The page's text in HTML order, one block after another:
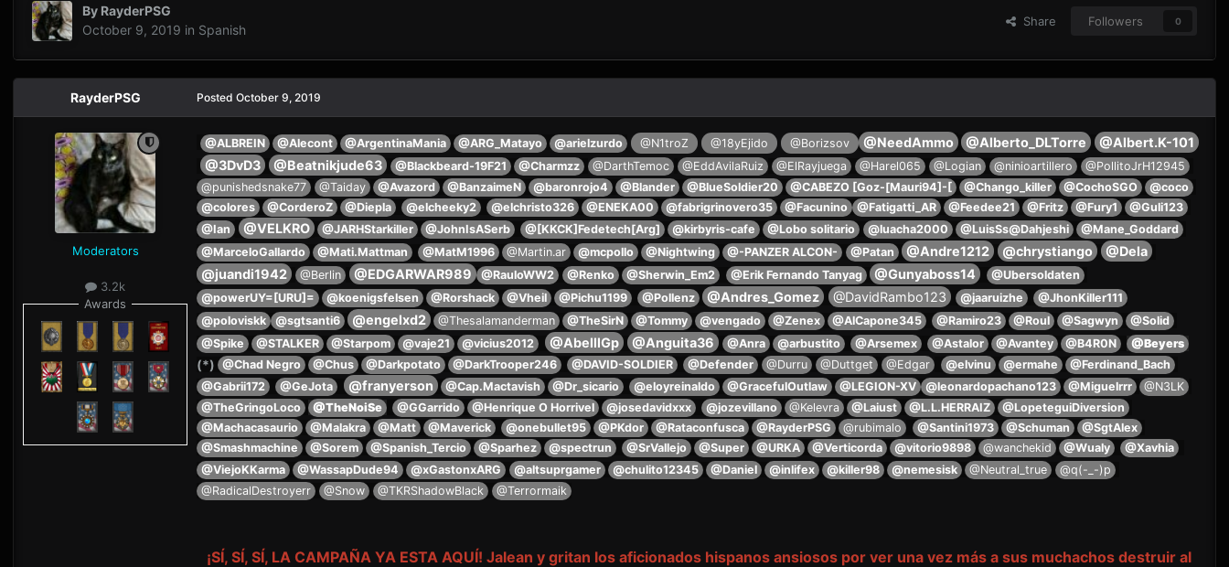
By RayderPSG
October 9, 2019 in Spanish
Share Followers 0
RayderPSG
Moderators
3.2k
Awards
Posted October 9, 2019
@ALBREIN @Alecont @ArgentinaMania @ARG_Matayo @arielzurdo @N1troZ @18yEjido @Borizsov @NeedAmmo @Alberto_DLTorre
@Albert.K-101
@3DvD3
@Beatnikjude63 @Blackbeard-19F21 @Charmzz @DarthTemoc @EddAvilaRuiz @ElRayjuega @Harel065 @Logian @ninioartillero
@PollitoJrH12945
@punishedsnake77
@Taiday @Avazord @BanzaimeN @baronrojo4 @Blander @BlueSoldier20 @CABEZO [Goz-[Mauri94]-[ @Chango_killer @CochoSGO
@coco
@colores
@CorderoZ @Diepla @elcheeky2 @elchristo326 @ENEKA00 @fabrigrinovero35 @Facunino @Fatigatti_AR @Feedee21 @Fritz @Fury1
@Guli123
@Ian
@VELKRO @JARHStarkiller @JohnIsASerb @[KKCK]Fedetech[Arg] @kirbyris-cafe @Lobo solitario @luacha2000 @LuisSs@Dahjeshi
@Mane_Goddard
@MarceloGallardo
@Mati.Mattman @MatM1996 @Martin.ar @mcpollo @Nightwing @-PANZER ALCON- @Patan @Andre1212 @chrystiango
@Dela
@juandi1942
@Berlin @EDGARWAR989 @RauloWW2 @Renko @Sherwin_Em2 @Erik Fernando Tanyag @Gunyaboss14
@Ubersoldaten
@powerUY=[URU]=
@koenigsfelsen @Rorshack @Vheil @Pichu1199 @Pollenz @Andres_Gomez @DavidRambo123 @jaaruizhe
@JhonKiller111
@poloviskk
@sgtsanti6 @engelxd2 @Thesalamanderman @TheSirN @Tommy @vengado @Zenex @AlCapone345 @Ramiro23 @Roul @Sagwyn
@Solid
@Spike
@STALKER @Starpom @vaje21 @vicius2012 @AbelllGp @Anguita36 @Anra @arbustito @Arsemex @Astalor @Avantey @B4R0N @Beyers
(*) @Chad Negro @Chus @Darkpotato @DarkTrooper246 @DAVID-SOLDIER @Defender @Durru @Duttget @Edgar @elvinu @ermahe
@Ferdinand_Bach
@Gabrii172
@GeJota @franyerson @Cap.Mactavish @Dr_sicario @eloyreinaldo @GracefulOutlaw @LEGION-XV @leonardopachano123 @Miguelrrr
@N3LK
@TheGringoLoco
@TheNoiSe @GGarrido @Henrique O Horrivel @josedavidxxx @jozevillano @Kelevra @Laiust @L.L.HERRAIZ
@LopeteguiDiversion
@Machacasaurio
@Malakra @Matt @Maverick @onebullet95 @PKdor @Rataconfusca @RayderPSG @rubimalo @Santini1973 @Schuman
@SgtAlex
@Smashmachine
@Sorem @Spanish_Tercio @Sparhez @spectrun @SrVallejo @Super @URKA @Verticorda @vitorio9898 @wanchekid @Wualy
@Xavhia
@ViejoKKarma
@WassapDude94 @xGastonxARG @altsuprgamer @chulito12345 @Daniel @inlifex @killer98 @nemesisk @Neutral_true
@q(-_-)p
@RadicalDestroyerr
@Snow @TKRShadowBlack @Terrormaik
¡SÍ, SÍ, SÍ, LA CAMPAÑA YA ESTA AQUÍ! Jalean y gritan los aficionados hispanos ansiosos por ver una vez más a sus muchachos destruir al